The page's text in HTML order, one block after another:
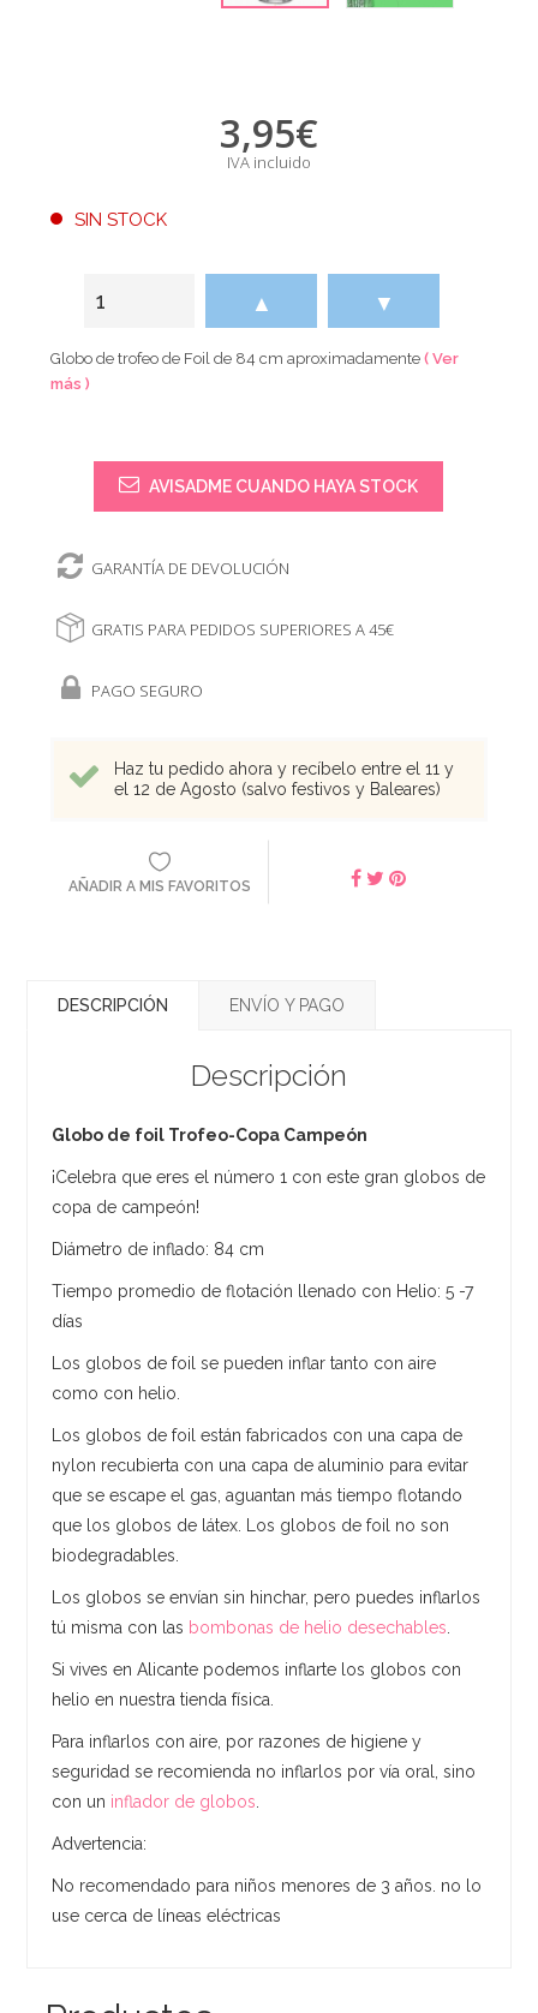
3,95€
IVA incluido
SIN STOCK
▲ ▼
Globo de trofeo de Foil de 84 cm aproximadamente( Ver
más )
AVISADME CUANDO HAYA STOCK
GARANTÍA DE DEVOLUCIÓN
GRATIS PARA PEDIDOS SUPERIORES A 45€
PAGO SEGURO
Haz tu pedido ahora y recíbelo entre el 11 y
el 12 de Agosto (salvo festivos y Baleares)
AÑADIR A MIS FAVORITOS
DESCRIPCIÓN ENVÍO Y PAGO
Descripción
Globo de foil Trofeo-Copa Campeón
¡Celebra que eres el número 1 con este gran globos de
copa de campeón!
Diámetro de inflado: 84 cm
Tiempo promedio de flotación llenado con Helio: 5 -7
días
Los globos de foil se pueden inflar tanto con aire
como con helio.
Los globos de foil están fabricados con una capa de
nylon recubierta con una capa de aluminio para evitar
que se escape el gas, aguantan más tiempo flotando
que los globos de látex. Los globos de foil no son
biodegradables.
Los globos se envían sin hinchar, pero puedes inflarlos
tú misma con las bombonas de helio desechables
Si vives en Alicante podemos inflarte los globos con
helio en nuestra tienda física.
Para inflarlos con aire, por razones de higiene y
seguridad se recomienda no inflarlos por vía oral, sino
con un inflador de globos
Advertencia:
No recomendado para niños menores de 3 años. no lo
use cerca de líneas eléctricas